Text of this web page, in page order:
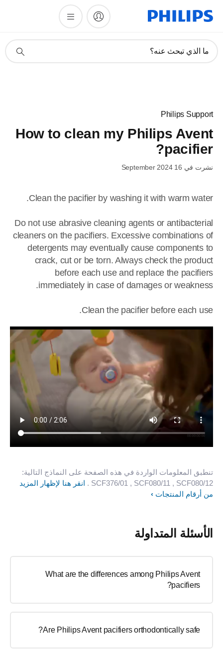
دعم
ما الذي تبحث عنه؟
Philips Support
How to clean my Philips Avent
pacifier?
نشرت في 16 September 2024
Clean the pacifier by washing it with warm water.
Do not use abrasive cleaning agents or antibacterial
cleaners on the pacifiers. Excessive combinations of
detergents may eventually cause components to
crack, cut or be torn. Always check the product
before each use and replace the pacifiers
immediately in case of damages or weakness.
Clean the pacifier before each use.
تنطبق المعلومات الواردة في هذه الصفحة على النماذج التالية:
SCF376/01 , SCF080/11 , SCF080/12
. انقر هنا لإظهار المزيد
من أرقام المنتجات
الأسئلة المتداولة
What are the differences among Philips Avent
pacifiers?
Are Philips Avent pacifiers orthodontically safe?